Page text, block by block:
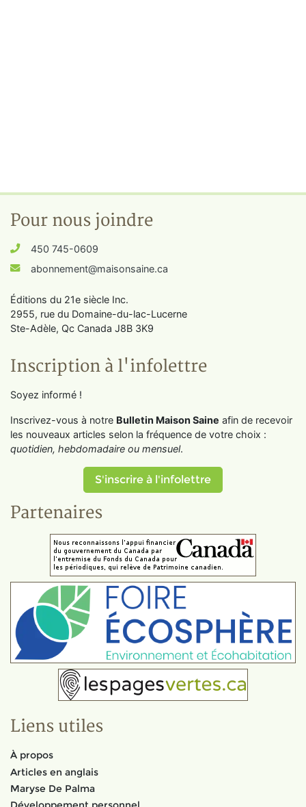
Pour nous joindre
450 745-0609
abonnement@maisonsaine.ca
Éditions du 21e siècle Inc.
2955, rue du Domaine-du-lac-Lucerne
Ste-Adèle, Qc Canada J8B 3K9
Inscription à l'infolettre
Soyez informé !
Inscrivez-vous à notre Bulletin Maison Saine afin de recevoir
les nouveaux articles selon la fréquence de votre choix :
quotidien, hebdomadaire ou mensuel.
S'inscrire à l'infolettre
Partenaires
Liens utiles
À propos
Articles en anglais
Maryse De Palma